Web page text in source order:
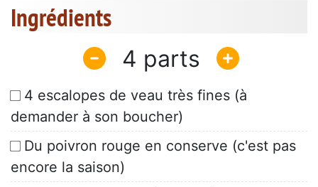
Ingrédients
4
4 escalopes de veau très fines (à
demander à son boucher)
Du poivron rouge en conserve (c'est pas
encore la saison)